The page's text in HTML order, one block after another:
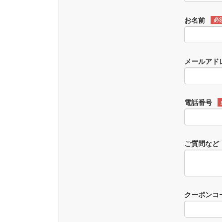
お名前 必
メールアド
電話番号
ご質問など
クーポンコ